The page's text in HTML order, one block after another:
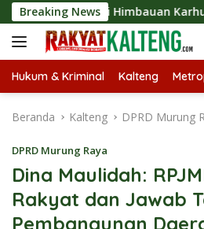
Langsung
ke
konten
Breaking News
Himbauan Karhutla
Hukum & Kriminal Kalteng
Beranda Kalteng DPRD Murung
DPRD Murung Raya
Dina Maulidah:
Rakyat dan Jawab
Pembangunan